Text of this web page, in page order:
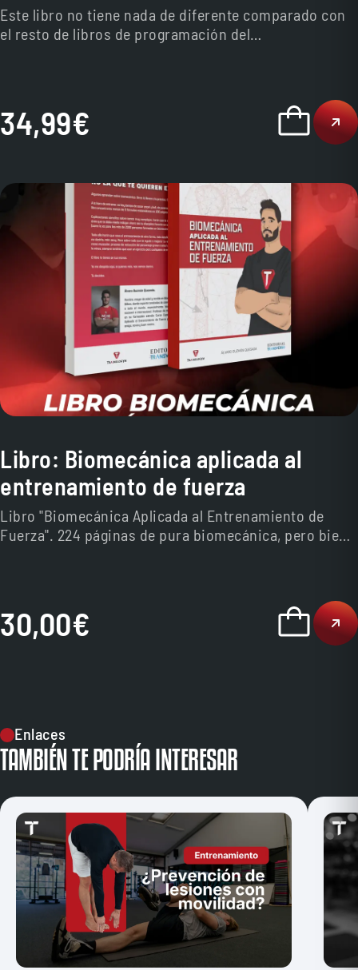
Este libro no tiene nada de diferente comparado con
el resto de libros de programación del
Baleares.
34,99€
Libro: Biomecánica aplicada al
entrenamiento de fuerza
Libro "Biomecánica Aplicada al Entrenamiento de
Fuerza". 224 páginas de pura biomecánica, pero bien
30,00€
Enlaces
TAMBIÉN TE PODRÍA INTERESAR